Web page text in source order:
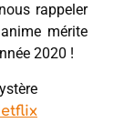
rappeler
mérite
2020 !